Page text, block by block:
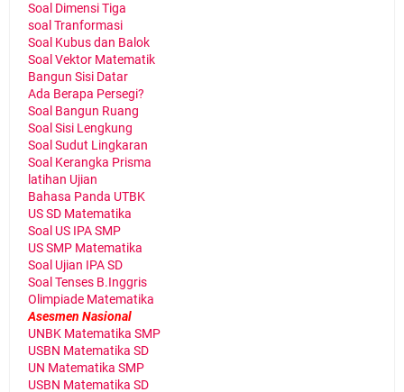
Soal Dimensi Tiga
soal Tranformasi
Soal Kubus dan Balok
Soal Vektor Matematik
Bangun Sisi Datar
Ada Berapa Persegi?
Soal Bangun Ruang
Soal Sisi Lengkung
Soal Sudut Lingkaran
Soal Kerangka Prisma
latihan Ujian
Bahasa Panda UTBK
US SD Matematika
Soal US IPA SMP
US SMP Matematika
Soal Ujian IPA SD
Soal Tenses B.Inggris
Olimpiade Matematika
Asesmen Nasional
UNBK Matematika SMP
USBN Matematika SD
UN Matematika SMP
USBN Matematika SD